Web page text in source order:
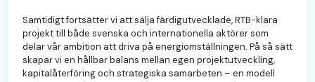
Samtidigt fortsätter vi att sälja färdigutvecklade, RTB-klara
projekt till både svenska och internationella aktörer som
delar vår ambition att driva på energiomställningen. På så sätt
skapar vi en hållbar balans mellan egen projektutveckling,
kapitalåterföring och strategiska samarbeten – en modell